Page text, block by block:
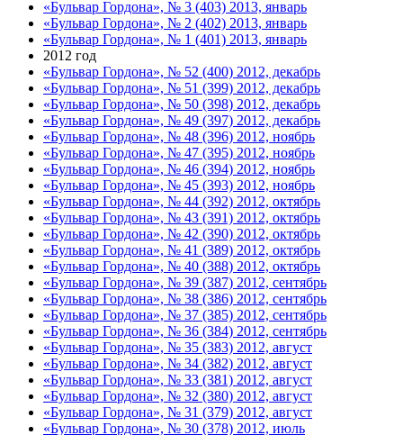
«Бульвар Гордона», № 3 (403) 2013, январь
«Бульвар Гордона», № 2 (402) 2013, январь
«Бульвар Гордона», № 1 (401) 2013, январь
2012 год
«Бульвар Гордона», № 52 (400) 2012, декабрь
«Бульвар Гордона», № 51 (399) 2012, декабрь
«Бульвар Гордона», № 50 (398) 2012, декабрь
«Бульвар Гордона», № 49 (397) 2012, декабрь
«Бульвар Гордона», № 48 (396) 2012, ноябрь
«Бульвар Гордона», № 47 (395) 2012, ноябрь
«Бульвар Гордона», № 46 (394) 2012, ноябрь
«Бульвар Гордона», № 45 (393) 2012, ноябрь
«Бульвар Гордона», № 44 (392) 2012, октябрь
«Бульвар Гордона», № 43 (391) 2012, октябрь
«Бульвар Гордона», № 42 (390) 2012, октябрь
«Бульвар Гордона», № 41 (389) 2012, октябрь
«Бульвар Гордона», № 40 (388) 2012, октябрь
«Бульвар Гордона», № 39 (387) 2012, сентябрь
«Бульвар Гордона», № 38 (386) 2012, сентябрь
«Бульвар Гордона», № 37 (385) 2012, сентябрь
«Бульвар Гордона», № 36 (384) 2012, сентябрь
«Бульвар Гордона», № 35 (383) 2012, август
«Бульвар Гордона», № 34 (382) 2012, август
«Бульвар Гордона», № 33 (381) 2012, август
«Бульвар Гордона», № 32 (380) 2012, август
«Бульвар Гордона», № 31 (379) 2012, август
«Бульвар Гордона», № 30 (378) 2012, июль